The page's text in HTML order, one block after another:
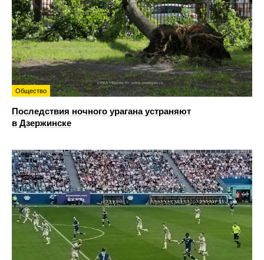
Общество
Последствия ночного урагана устраняют
в Дзержинске